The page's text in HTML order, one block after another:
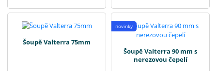
Šoupě Valterra 75mm
novinky
Šoupě Valterra 90 mm s
nerezovou čepelí